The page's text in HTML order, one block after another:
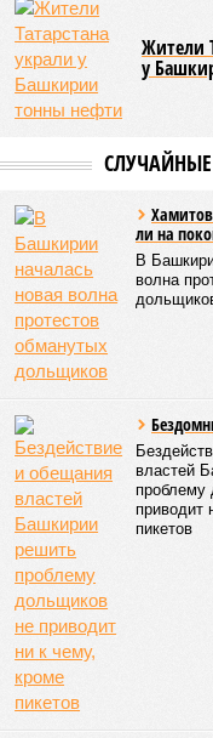
за
Жители
у
СЛУЧАЙНЫЕ
ли на
В
волна